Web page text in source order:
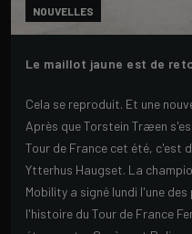
NOUVELLES
Le maillot jaune est de
Cela se reproduit. Et une
Après que Torstein Træen
Tour de France cet été, c'est
Ytterhus Haugset. La
Mobility a signé lundi l'une
l'histoire du Tour de France